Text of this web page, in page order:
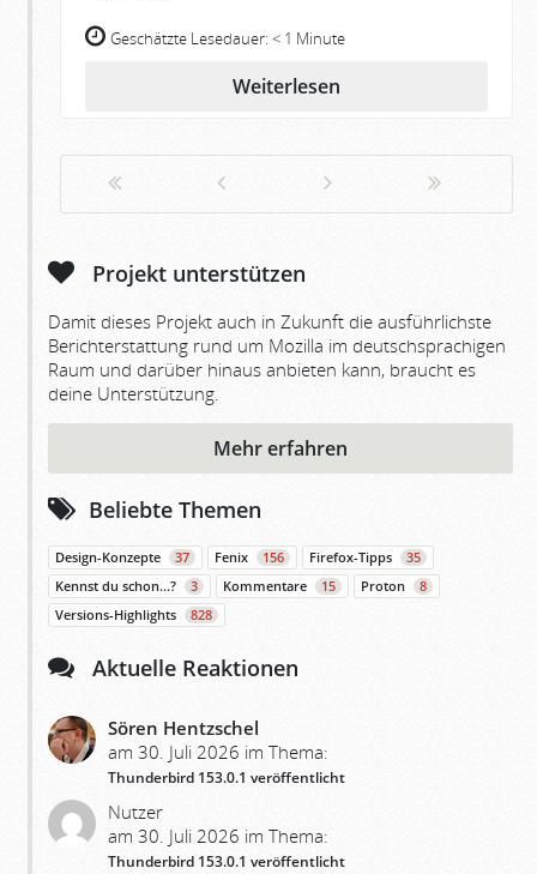
Geschätzte Lesedauer: < 1 Minute
Weiterlesen
Projekt unterstützen
Damit dieses Projekt auch in Zukunft die ausführlichste
Berichterstattung rund um Mozilla im deutschsprachigen
Raum und darüber hinaus anbieten kann, braucht es
deine Unterstützung.
Mehr erfahren
Beliebte Themen
Design-Konzepte 37 Fenix 156 Firefox-Tipps
35
Kennst du schon…?
3 Kommentare 15 Proton
8
Versions-Highlights
828
Aktuelle Reaktionen
Sören Hentzschel
am 30. Juli 2026 im Thema:
Thunderbird 153.0.1 veröffentlicht
Nutzer
am 30. Juli 2026 im Thema:
Thunderbird 153.0.1 veröffentlicht